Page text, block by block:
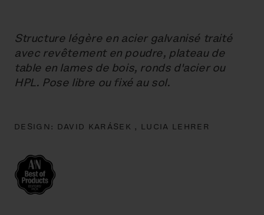
Structure légère en acier galvanisé traité
avec revêtement en poudre, plateau de
table en lames de bois, ronds d'acier ou
HPL. Pose libre ou fixé au sol.
DESIGN: DAVID KARÁSEK , LUCIA LEHRER